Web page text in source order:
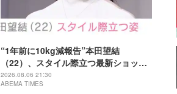
“1年前に10kg減報告”本田望結
（22）、スタイル際立つ最新ショット
に反響「痩せた？」「ミトちゃんに似
てきた」
2026.08.06 21:30
ABEMA TIMES